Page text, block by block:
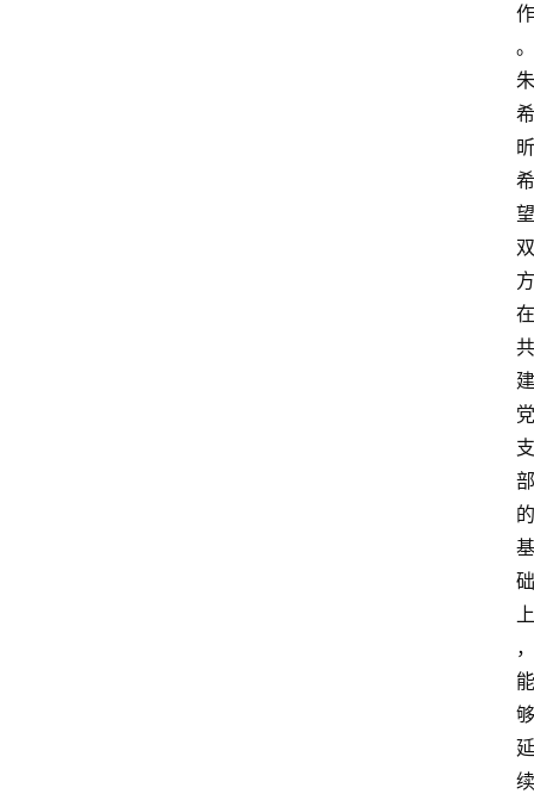
作
。
朱
希
昕
希
望
双
方
在
共
建
党
支
部
的
基
础
上
，
能
够
延
续